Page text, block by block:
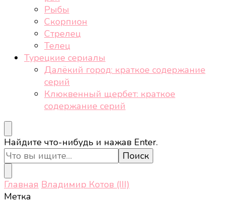
Рыбы
Скорпион
Стрелец
Телец
Турецкие сериалы
Далёкий город: краткое содержание
серий
Клюквенный щербет: краткое
содержание серий
Ищите
что-
то?
Найдите что-нибудь и нажав Enter.
Главная Владимир Котов (III)
Метка